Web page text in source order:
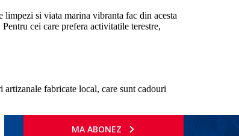
si viata marina vibranta fac din acesta
cei care prefera activitatile terestre,
fabricate local, care sunt cadouri
MA ABONEZ